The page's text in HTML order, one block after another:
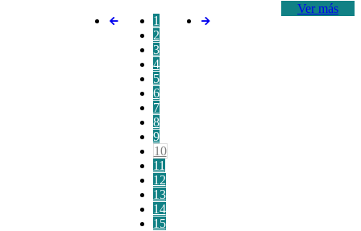
Ver más
1
2
3
4
5
6
7
8
9
10
11
12
13
14
15